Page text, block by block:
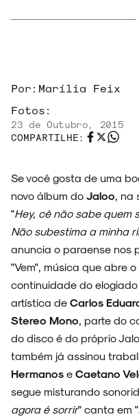
ARQUIVO
ESPECIAIS
FAIXA A FAIXA
NOVIDADES
Por: Marília Feix
Fotos:
23 de Outubro, 2015
COMPARTILHE:
Se você gosta de uma
novo álbum do Jaloo ,
"Hey, cê não sabe quem
Não subestima a minha
anuncia o paraense nos
"Vem", música que abre
continuidade do elogiado
artística de Carlos
Stereo Mono , parte do
do disco é do próprio
também já assinou
Hermanos e Caetano
segue misturando
agora é sorrir" canta em